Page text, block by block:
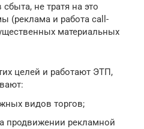
не тратя на это
(реклама и работа call-
материальных
целей и работают ЭТП,
видов торгов;
продвижении рекламной